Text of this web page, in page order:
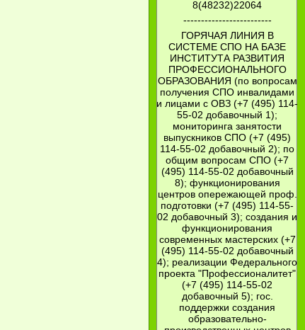
8(48232)22064
-------------------------
ГОРЯЧАЯ ЛИНИЯ В
СИСТЕМЕ СПО НА БАЗЕ
ИНСТИТУТА РАЗВИТИЯ
ПРОФЕССИОНАЛЬНОГО
ОБРАЗОВАНИЯ (по вопросам
получения СПО инвалидами
и лицами с ОВЗ (+7 (495) 114-
55-02 добавочный 1);
мониторинга занятости
выпускников СПО (+7 (495)
114-55-02 добавочный 2); по
общим вопросам СПО (+7
(495) 114-55-02 добавочный
8); функционирования
центров опережающей проф.
подготовки (+7 (495) 114-55-
02 добавочный 3); создания и
функционирования
современных мастерских (+7
(495) 114-55-02 добавочный
4); реализации Федерального
проекта "Профессионалитет"
(+7 (495) 114-55-02
добавочный 5); гос.
поддержки создания
образовательно-